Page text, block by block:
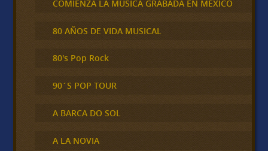
COMIENZA LA MÚSICA GRABADA EN MÉXICO
80 AÑOS DE VIDA MUSICAL
80's Pop Rock
90´S POP TOUR
A BARCA DO SOL
A LA NOVIA